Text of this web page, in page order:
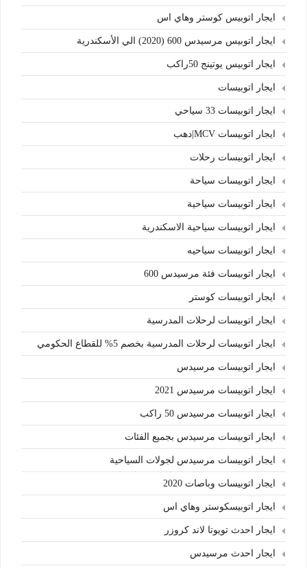
ايجار اتوبيس كوستر وهاي اس
ايجار اتوبيس مرسيدس 600 (2020) الي الأسكندرية
ايجار اتوبيس يوتينج 50راكب
ايجار اتوبيسات
ايجار اتوبيسات 33 سياحي
ايجار اتوبيسات MCV|دهب
ايجار اتوبيسات رحلات
ايجار اتوبيسات سياحة
ايجار اتوبيسات سياحية
ايجار اتوبيسات سياحية الاسكندرية
ايجار اتوبيسات سياحيه
ايجار اتوبيسات فئة مرسيدس 600
ايجار اتوبيسات كوستر
ايجار اتوبيسات لرحلات المدرسية
ايجار اتوبيسات لرحلات المدرسية بخصم 5% للقطاع الحكومي
ايجار اتوبيسات مرسيدس
ايجار اتوبيسات مرسيدس 2021
ايجار اتوبيسات مرسيدس 50 راكب
ايجار اتوبيسات مرسيدس بجميع الفئات
ايجار اتوبيسات مرسيدس لجولات السياحية
ايجار اتوبيسات وباصات 2020
ايجار اتوبيسكوستر وهاي اس
ايجار احدث تويوتا لاند كروزر
ايجار احدث مرسيدس